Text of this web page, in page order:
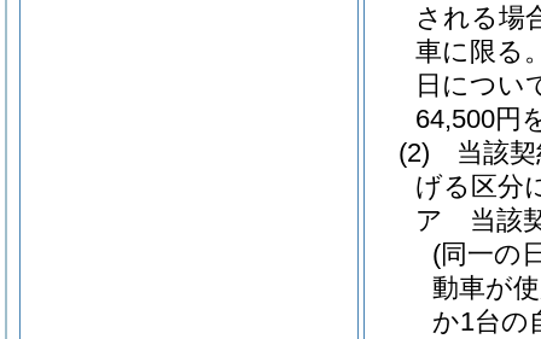
される場
車に限る
日につい
64,500円
(2)
当該
げる区分
ア
当該
(同一の
動車が
か1台の